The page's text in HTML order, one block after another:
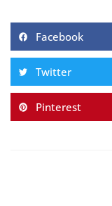
Facebook
Twitter
Pinterest